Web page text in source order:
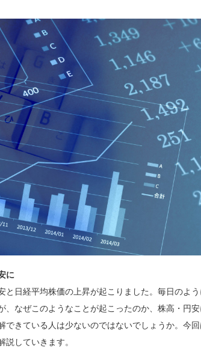
に
と日経平均株価の上昇が起こりました。毎日のよ
、なぜこのようなことが起こったのか、株高・円
できている人は少ないのではないでしょうか。今
していきます。